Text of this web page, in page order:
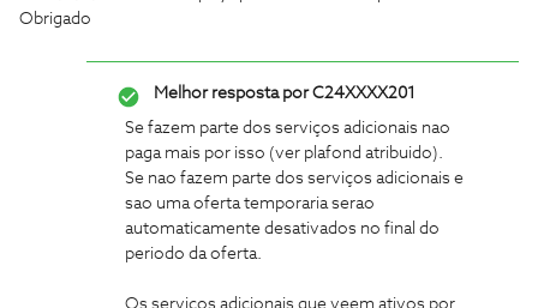
Obrigado
Melhor resposta porC24XXXX201
Se fazem parte dos serviços adicionais nao
paga mais por isso (ver plafond atribuido).
Se nao fazem parte dos serviços adicionais e
sao uma oferta temporaria serao
automaticamente desativados no final do
periodo da oferta.
Os serviços adicionais que veem ativos por